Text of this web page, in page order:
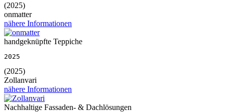
(2025)
onmatter
nähere Informationen
handgeknüpfte Teppiche
2025
(2025)
Zollanvari
nähere Informationen
Nachhaltige Fassaden- & Dachlösungen